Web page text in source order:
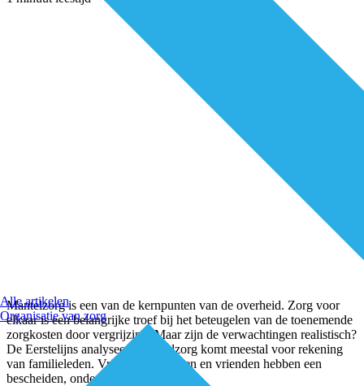
Alle artikelen
Organisatie van zorg
Mantelzorg is een van de kernpunten van de overheid. Zorg voor
elkaar is een belangrijke troef bij het beteugelen van de toenemende
zorgkosten door vergrijzing. Maar zijn de verwachtingen realistisch?
De Eerstelijns analyseert. Mantelzorg komt meestal voor rekening
van familieleden. Vrijwilligers, buren en vrienden hebben een
bescheiden, ondersteunende rol. Er
...